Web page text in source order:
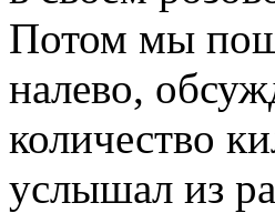
Потом мы
налево,
количество
услышал из